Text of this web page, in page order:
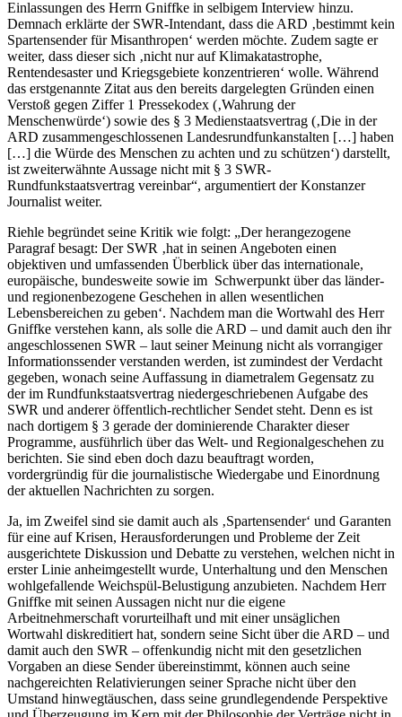
Einlassungen des Herrn Gniffke in selbigem Interview hinzu.
Demnach erklärte der SWR-Intendant, dass die ARD ‚bestimmt kein
Spartensender für Misanthropen‘ werden möchte. Zudem sagte er
weiter, dass dieser sich ‚nicht nur auf Klimakatastrophe,
Rentendesaster und Kriegsgebiete konzentrieren‘ wolle. Während
das erstgenannte Zitat aus den bereits dargelegten Gründen einen
Verstoß gegen Ziffer 1 Pressekodex (‚Wahrung der
Menschenwürde‘) sowie des § 3 Medienstaatsvertrag (‚Die in der
ARD zusammengeschlossenen Landesrundfunkanstalten […] haben
[…] die Würde des Menschen zu achten und zu schützen‘) darstellt,
ist zweiterwähnte Aussage nicht mit § 3 SWR-
Rundfunkstaatsvertrag vereinbar“, argumentiert der Konstanzer
Journalist weiter.
Riehle begründet seine Kritik wie folgt: „Der herangezogene
Paragraf besagt: Der SWR ‚hat in seinen Angeboten einen
objektiven und umfassenden Überblick über das internationale,
europäische, bundesweite sowie im Schwerpunkt über das länder-
und regionenbezogene Geschehen in allen wesentlichen
Lebensbereichen zu geben‘. Nachdem man die Wortwahl des Herr
Gniffke verstehen kann, als solle die ARD – und damit auch den ihr
angeschlossenen SWR – laut seiner Meinung nicht als vorrangiger
Informationssender verstanden werden, ist zumindest der Verdacht
gegeben, wonach seine Auffassung in diametralem Gegensatz zu
der im Rundfunkstaatsvertrag niedergeschriebenen Aufgabe des
SWR und anderer öffentlich-rechtlicher Sendet steht. Denn es ist
nach dortigem § 3 gerade der dominierende Charakter dieser
Programme, ausführlich über das Welt- und Regionalgeschehen zu
berichten. Sie sind eben doch dazu beauftragt worden,
vordergründig für die journalistische Wiedergabe und Einordnung
der aktuellen Nachrichten zu sorgen.
Ja, im Zweifel sind sie damit auch als ‚Spartensender‘ und Garanten
für eine auf Krisen, Herausforderungen und Probleme der Zeit
ausgerichtete Diskussion und Debatte zu verstehen, welchen nicht in
erster Linie anheimgestellt wurde, Unterhaltung und den Menschen
wohlgefallende Weichspül-Belustigung anzubieten. Nachdem Herr
Gniffke mit seinen Aussagen nicht nur die eigene
Arbeitnehmerschaft vorurteilhaft und mit einer unsäglichen
Wortwahl diskreditiert hat, sondern seine Sicht über die ARD – und
damit auch den SWR – offenkundig nicht mit den gesetzlichen
Vorgaben an diese Sender übereinstimmt, können auch seine
nachgereichten Relativierungen seiner Sprache nicht über den
Umstand hinwegtäuschen, dass seine grundlegendende Perspektive